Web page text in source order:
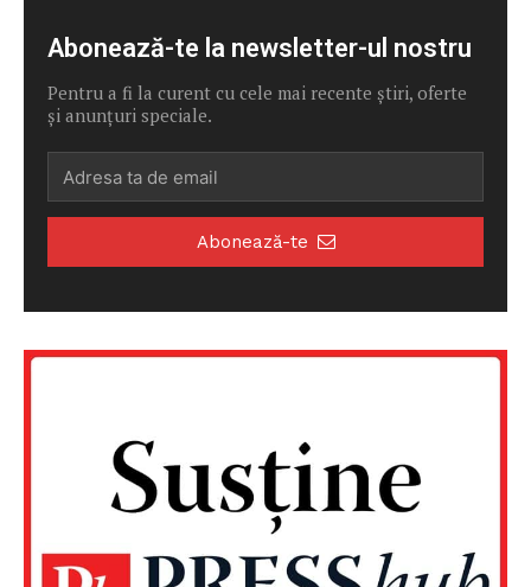
Abonează-te la newsletter-ul nostru
Pentru a fi la curent cu cele mai recente știri, oferte
și anunțuri speciale.
Abonează-te